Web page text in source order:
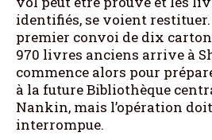
identifiés, se voient restituer.
premier convoi de dix
970 livres anciens arrive à
commence alors pour
à la future Bibliothèque
Nankin, mais l’opération
interrompue.